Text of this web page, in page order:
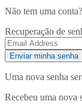
Não tem uma conta?
Recuperação de
Uma nova senha
Recebeu uma nova